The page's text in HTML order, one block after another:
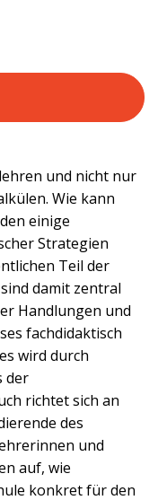
und nicht nur
Wie kann
einige
Strategien
Teil der
damit zentral
Handlungen und
fachdidaktisch
wird durch
der
richtet sich an
des
und
auf, wie
konkret für den